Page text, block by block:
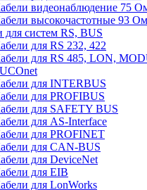
видеонаблюдение 75
высокочастотные 93 Ом
для систем RS, BUS
для RS 232, 422
для RS 485, LON,
для INTERBUS
для PROFIBUS
для SAFETY BUS
для AS-Interface
для PROFINET
для CAN-BUS
для DeviceNet
для EIB
для LonWorks